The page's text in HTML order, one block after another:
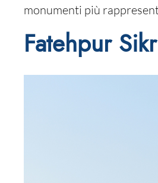
monumenti più
Fatehpur